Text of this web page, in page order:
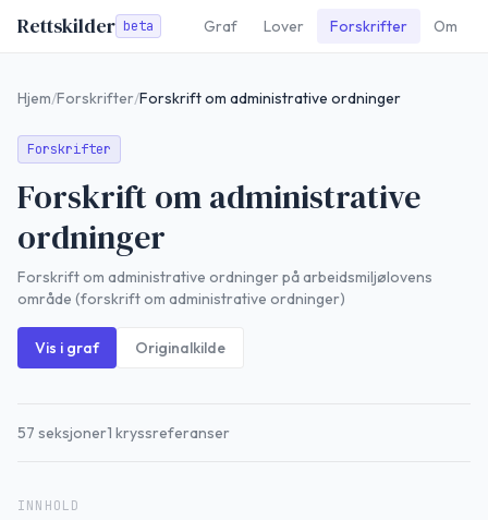
Rettskilder beta Graf Lover Forskrifter Om
Hjem/Forskrifter/Forskrift om administrative ordninger
Forskrifter
Forskrift om administrative
ordninger
Forskrift om administrative ordninger på arbeidsmiljølovens
område (forskrift om administrative ordninger)
Vis i graf Originalkilde
57 seksjoner1 kryssreferanser
INNHOLD